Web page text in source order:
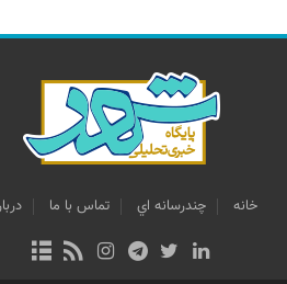
خانه چندرسانه اي تماس با ما